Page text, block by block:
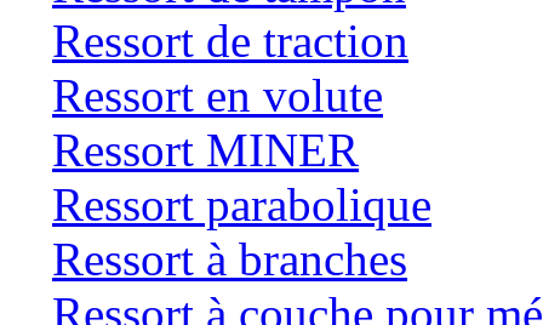
Ressort de traction
Ressort en volute
Ressort MINER
Ressort parabolique
Ressort à branches
Ressort à couche pour